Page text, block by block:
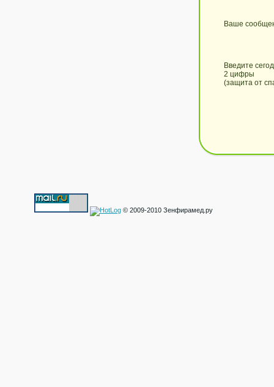
Ваше
Введите
2 цифры
(защита от
© 2009-2010 Зенфирамед.ру